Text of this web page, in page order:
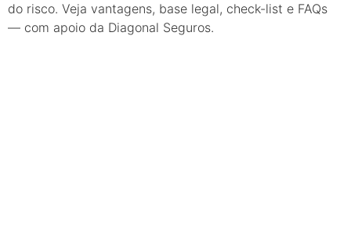
do risco. Veja vantagens, base legal, check-list e FAQs
— com apoio da Diagonal Seguros.